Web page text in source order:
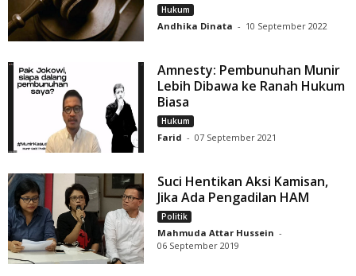
Hukum
Andhika Dinata - 10 September 2022
Amnesty: Pembunuhan Munir
Lebih Dibawa ke Ranah Hukum
Biasa
Hukum
Farid - 07 September 2021
Suci Hentikan Aksi Kamisan,
Jika Ada Pengadilan HAM
Politik
Mahmuda Attar Hussein -
06 September 2019